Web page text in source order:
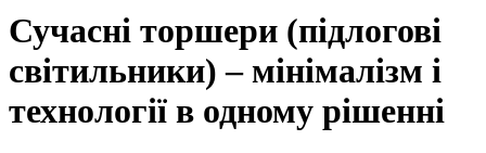
Сучасні торшери (підлогові
світильники) – мінімалізм і
технології в одному рішенні